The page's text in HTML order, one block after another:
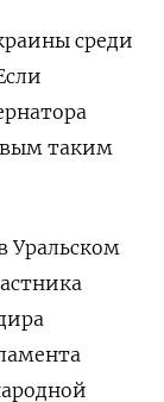
среди
таким
Уральском